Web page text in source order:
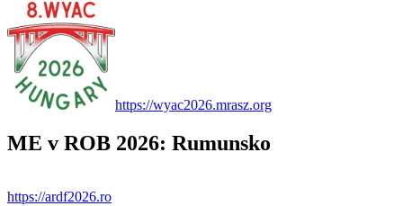
https://wyac2026.mrasz.org
ME v ROB 2026: Rumunsko
https://ardf2026.ro